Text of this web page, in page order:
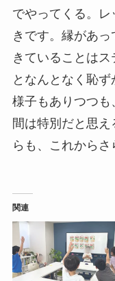
でやってくる。
きです。縁があ
きていることは
となんとなく恥
様子もありつつ
間は特別だと思
らも、これから
関連